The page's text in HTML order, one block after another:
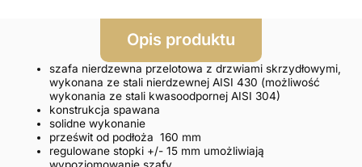
Opis produktu
szafa nierdzewna przelotowa z drzwiami skrzydłowymi,
wykonana ze stali nierdzewnej AISI 430 (możliwość
wykonania ze stali kwasoodpornej AISI 304)
konstrukcja spawana
solidne wykonanie
prześwit od podłoża 160 mm
regulowane stopki +/- 15 mm umożliwiają